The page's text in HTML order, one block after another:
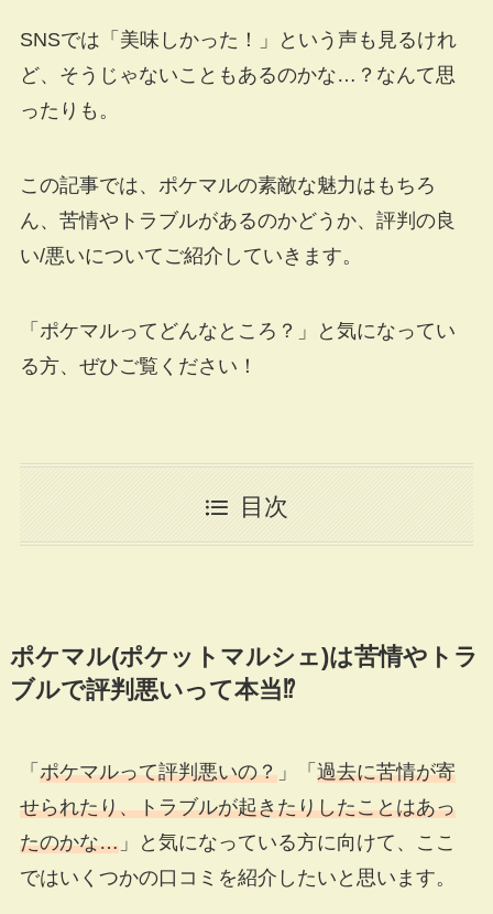
SNSでは「美味しかった！」という声も見るけれ
ど、そうじゃないこともあるのかな…？なんて思
ったりも。
この記事では、ポケマルの素敵な魅力はもちろ
ん、苦情やトラブルがあるのかどうか、評判の良
い/悪いについてご紹介していきます。
「ポケマルってどんなところ？」と気になってい
る方、ぜひご覧ください！
目次
ポケマル(ポケットマルシェ)は苦情やトラ
ブルで評判悪いって本当⁉
「 ポケマルって評判悪いの？」「 過去に苦情が寄
せられたり、トラブルが起きたりしたことはあっ
たのかな…」と気になっている方に向けて、ここ
ではいくつかの口コミを紹介したいと思います。